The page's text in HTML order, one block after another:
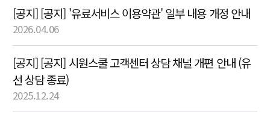
[공지] [공지] '유료서비스 이용약관' 일부 내용 개정 안내
2026.04.06
[공지] [공지] 시원스쿨 고객센터 상담 채널 개편 안내 (유
선 상담 종료)
2025.12.24